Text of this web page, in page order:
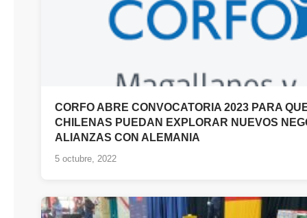
CORFO ABRE CONVOCATORIA 2023 PARA
CHILENAS PUEDAN EXPLORAR NUEVOS
ALIANZAS CON ALEMANIA
5 octubre, 2022